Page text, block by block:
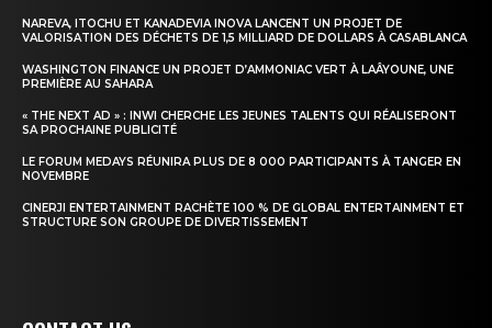
NAREVA, ITOCHU ET KANADEVIA INOVA LANCENT UN PROJET DE
VALORISATION DES DÉCHETS DE 1,5 MILLIARD DE DOLLARS À CASABLANCA
WASHINGTON FINANCE UN PROJET D’AMMONIAC VERT À LAÂYOUNE, UNE
PREMIÈRE AU SAHARA
« THE NEXT AD » : INWI CHERCHE LES JEUNES TALENTS QUI RÉALISERONT
SA PROCHAINE PUBLICITÉ
LE FORUM MEDAYS RÉUNIRA PLUS DE 8 000 PARTICIPANTS À TANGER EN
NOVEMBRE
CINERJI ENTERTAINMENT RACHÈTE 100 % DE GLOBAL ENTERTAINMENT ET
STRUCTURE SON GROUPE DE DIVERTISSEMENT